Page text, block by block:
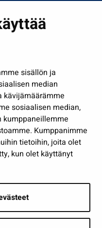
sisällön ja
median
kävijämäärämme
sosiaalisen median,
kumppaneillemme
Kumppanimme
tietoihin, joita olet
kun olet käyttänyt